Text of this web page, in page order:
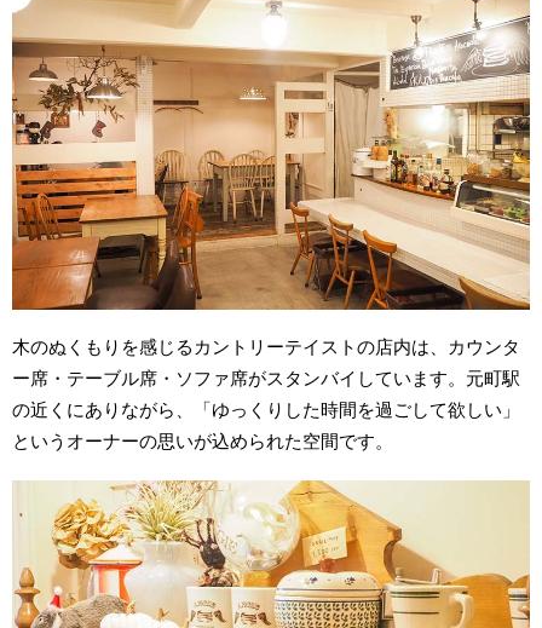
木のぬくもりを感じるカントリーテイストの店内は、カウンタ
ー席・テーブル席・ソファ席がスタンバイしています。元町駅
の近くにありながら、「ゆっくりした時間を過ごして欲しい」
というオーナーの思いが込められた空間です。